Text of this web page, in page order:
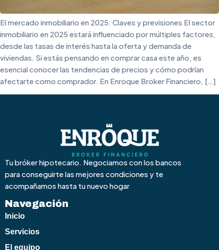
El mercado inmobiliario en 2025: Claves y previsiones El sector
inmobiliario en 2025 estará influenciado por múltiples factores,
desde las tasas de interés hasta la oferta y demanda de
viviendas. Si estás pensando en comprar casa este año, es
esencial conocer las tendencias de precios y cómo podrían
afectarte como comprador. En Enroque Broker Financiero, […]
Tu bróker hipotecario. Negociamos con los bancos
para conseguirte las mejores condiciones y te
acompañamos hasta tu nuevo hogar
Navegación
Inicio
Servicios
El equipo